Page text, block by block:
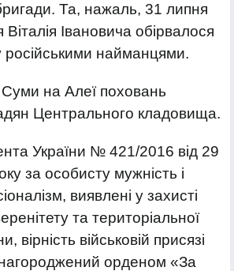
Та, нажаль, 31 липня
Івановича обірвалося
російськими найманцями.
на Алеї поховань
Центрального кладовища.
України № 421/2016 від 29
за особисту мужність і
виявлені у захисті
та територіальної
вірність військовій присязі
орденом «За